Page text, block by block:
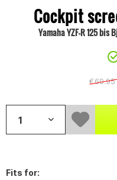
Cockpit
Yamaha YZF-R 125 bis
Fits for: